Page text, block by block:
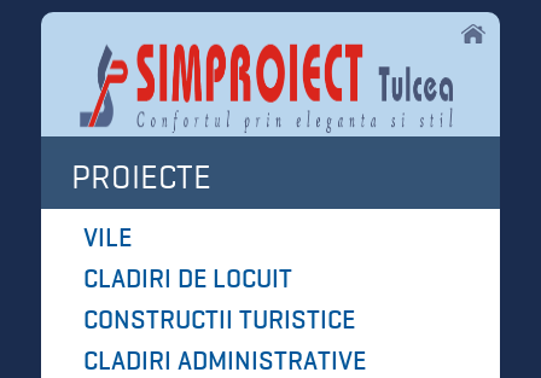
PROIECTE
VILE
CLADIRI DE LOCUIT
CONSTRUCTII TURISTICE
CLADIRI ADMINISTRATIVE